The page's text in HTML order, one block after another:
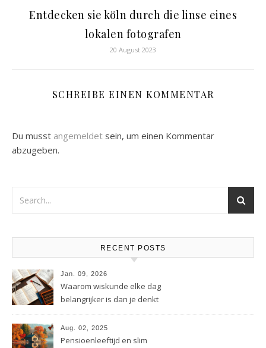
Entdecken sie köln durch die linse eines
lokalen fotografen
20 August 2023
SCHREIBE EINEN KOMMENTAR
Du musst angemeldet sein, um einen Kommentar
abzugeben.
RECENT POSTS
Jan. 09, 2026
Waarom wiskunde elke dag
belangrijker is dan je denkt
Aug. 02, 2025
Pensioenleeftijd en slim